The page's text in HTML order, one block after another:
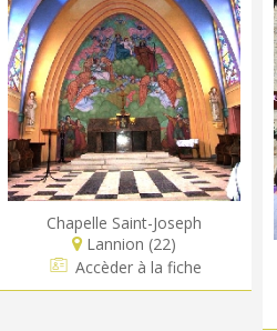
Chapelle Saint-Joseph
Lannion (22)
Accèder à la fiche